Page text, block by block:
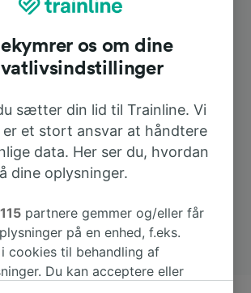
fra ægte brugere
os om dine
sætter din lid til Trainline. Vi
et stort ansvar at håndtere
data. Her ser du, hvordan
dine oplysninger.
115 partnere gemmer og/eller får
på en enhed, f.eks.
cookies til behandling af
Du kan acceptere eller